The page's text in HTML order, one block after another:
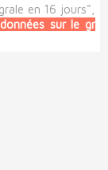
sur le gr